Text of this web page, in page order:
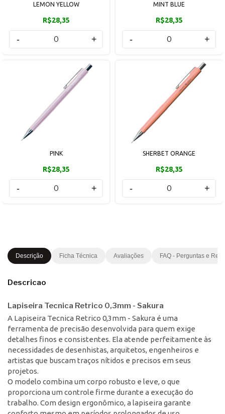
LEMON YELLOW
R$28,35
- +
MINT BLUE
R$28,35
- +
PINK
R$28,35
- +
SHERBET ORANGE
R$28,35
- +
Descrição Ficha Técnica Avaliações FAQ - Perguntas e
Descricao
Lapiseira Tecnica Retrico 0,3mm - Sakura
A Lapiseira Tecnica Retrico 0,3mm - Sakura é uma
ferramenta de precisão desenvolvida para quem exige
detalhes finos e consistentes. Ela atende perfeitamente às
necessidades de desenhistas, arquitetos, engenheiros e
artistas que buscam traços nítidos e precisos em seus
projetos.
O modelo combina um corpo robusto e leve, o que
proporciona um controle firme durante a execução do
trabalho. Com design ergonômico, a lapiseira garante